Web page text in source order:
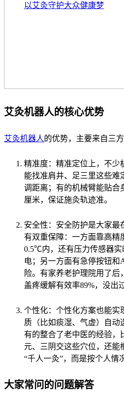
以艾灸守护大众健康梦
艾灸机器人的核心优势
艾灸机器人的优势，主要来自三方
精准度：精准定位上，不少
能找准肩井、足三里这些难
调距离；有的机械臂能贴合
厘米，保证施灸轨迹准。
安全性：安全防护是大家最
有双重保障：一方面靠高精
0.5℃内，还有压力传感器
电；另一方面有急停按钮和
险。有家养老护理院用了
盖疼缓解有效率89%，没出
个性化：个性化方案也能实
质（比如痰湿、气虚）自动
有的整合了老中医的经验，
元、三阴交这些穴位，还能
“千人一灸”，而是按个人情
大家常问的问题解答